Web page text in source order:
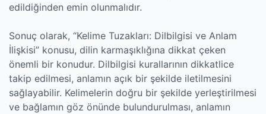
edildiğinden emin olunmalıdır.
Sonuç olarak, “Kelime Tuzakları: Dilbilgisi ve Anlam
İlişkisi” konusu, dilin karmaşıklığına dikkat çeken
önemli bir konudur. Dilbilgisi kurallarının dikkatlice
takip edilmesi, anlamın açık bir şekilde iletilmesini
sağlayabilir. Kelimelerin doğru bir şekilde yerleştirilmesi
ve bağlamın göz önünde bulundurulması, anlamın